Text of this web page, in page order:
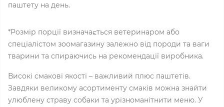
паштету на день.
*Розмір порції визначається ветеринаром або
спеціалістом зоомагазину залежно від породи та ваги
тварини та спираючись на рекомендації виробника.
Високі смакові якості – важливий плюс паштетів.
Завдяки великому асортименту смаків можна знайти
улюблену страву собаки та урізноманітнити меню. У